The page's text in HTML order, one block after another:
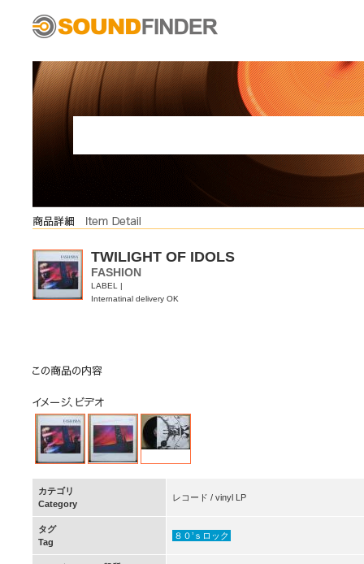
TWILIGHT OF IDOLS
FASHION
LABEL |
Internatinal delivery OK
カテゴリ
Category
レコード / vinyl LP
タグ
Tag
８０’ｓロック